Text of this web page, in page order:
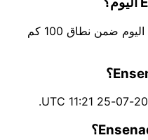
لم يتم رصد أي زلزال بقوة M4٫0+ اليوم ضمن نطاق 100 كم